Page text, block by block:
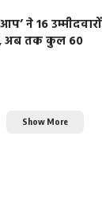
ने 16 उम्मीदवारों
अब तक कुल 60
Show More